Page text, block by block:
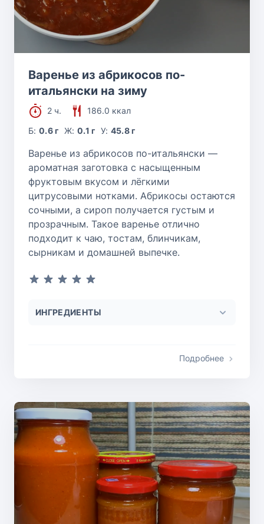
Варенье из абрикосов по-
итальянски на зиму
2 ч.
186.0 ккал
Б:0.6 г Ж: 0.1 г У: 45.8 г
Варенье из абрикосов по-итальянски —
ароматная заготовка с насыщенным
фруктовым вкусом и лёгкими
цитрусовыми нотками. Абрикосы остаются
сочными, а сироп получается густым и
прозрачным. Такое варенье отлично
подходит к чаю, тостам, блинчикам,
сырникам и домашней выпечке.
ИНГРЕДИЕНТЫ
Подробнее